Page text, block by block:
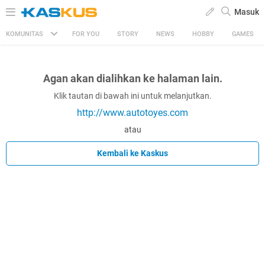
Masuk
KOMUNITAS FOR YOU STORY NEWS HOBBY GAMES
Agan akan dialihkan ke halaman lain.
Klik tautan di bawah ini untuk melanjutkan.
http://www.autotoyes.com
atau
Kembali ke Kaskus